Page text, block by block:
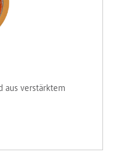
aus verstärktem